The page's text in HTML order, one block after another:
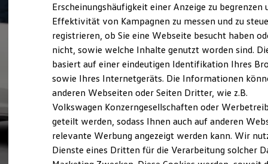
Ladezeitensimulator
Batterie
Sicherheit
Garantie und Lebensdauer
Nachhaltigkeit
Technologie
Kosten und Kauf
Verbrauchskosten
Kaufoptionen
E-Auto-Förderung
Software und Konnektivität
Die ID. Software 6
ID. Software Versionen und Updates
Digitale Extras
Schnittstellen zu Ihrem ID.
Erscheinungshäufigkeit einer Anzeige zu begrenzen
Effektivität von Kampagnen zu messen und zu
registrieren, ob Sie eine Webseite besucht haben
nicht, sowie welche Inhalte genutzt worden sind.
basiert auf einer eindeutigen Identifikation Ihres
sowie Ihres Internetgeräts. Die Informationen
anderen Webseiten oder Seiten Dritter, wie z.B.
Volkswagen Konzerngesellschaften oder
geteilt werden, sodass Ihnen auch auf anderen
relevante Werbung angezeigt werden kann. Wir
Dienste eines Dritten für die Verarbeitung solcher